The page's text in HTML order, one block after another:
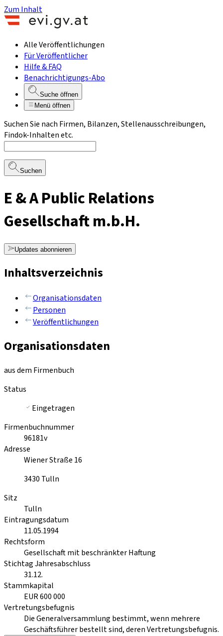
Zum Inhalt
Alle Veröffentlichungen
Für Veröffentlicher
Hilfe & FAQ
Benachrichtigungs-Abo
Suche öffnen
Menü öffnen
Suchen Sie nach Firmen, Bilanzen, Stellenausschreibungen,
Findok-Inhalten etc.
Suchen
E & A Public Relations
Gesellschaft m.b.H.
Updates abonnieren
Inhaltsverzeichnis
Organisationsdaten
Personen
Veröffentlichungen
Organisationsdaten
aus dem Firmenbuch
Status
Eingetragen
Firmenbuchnummer
96181v
Adresse
Wiener Straße 16
3430 Tulln
Sitz
Tulln
Eintragungsdatum
11.05.1994
Rechtsform
Gesellschaft mit beschränkter Haftung
Stichtag Jahresabschluss
31.12.
Stammkapital
EUR 600 000
Vertretungsbefugnis
Die Generalversammlung bestimmt, wenn mehrere
Geschäftsführer bestellt sind, deren Vertretungsbefugnis.